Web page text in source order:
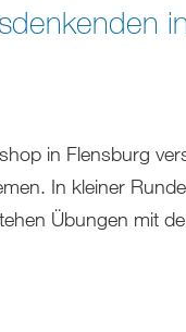
in Flensburg
In kleiner
Übungen mit